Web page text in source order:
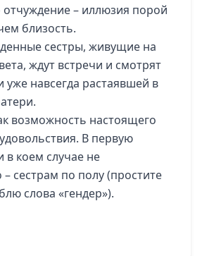
– иллюзия порой
близость.
сестры, живущие на
ждут встречи и смотрят
уже навсегда растаявшей в
возможность настоящего
В первую
в коем случае не
сестрам по полу (простите
слова «гендер»).